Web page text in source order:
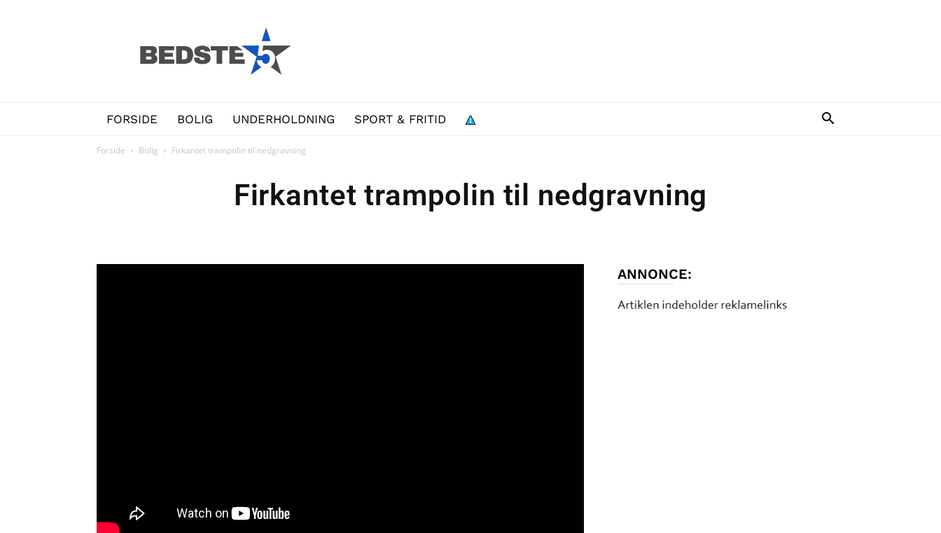
Bedste5.dk
FORSIDE BOLIG UNDERHOLDNING SPORT & FRITID
Forside Bolig Firkantet trampolin til nedgravning
Firkantet trampolin til nedgravning
ANNONCE: